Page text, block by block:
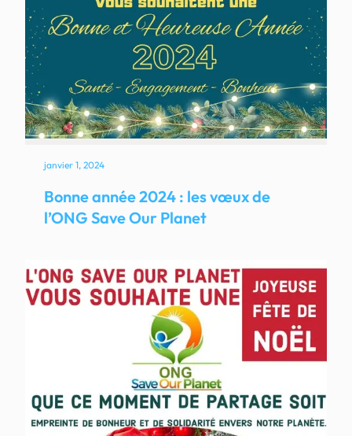
janvier 1, 2024
Bonne année 2024 : les vœux de
l’ONG Save Our Planet